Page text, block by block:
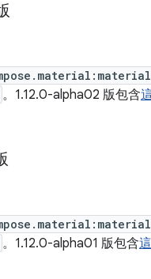
。1.12.0-alpha02 版包含
。1.12.0-alpha01 版包含